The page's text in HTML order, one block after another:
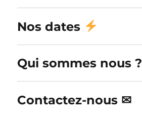
e
r
t
e
Nos dates
Qui sommes nous ?
Contactez-nous ✉